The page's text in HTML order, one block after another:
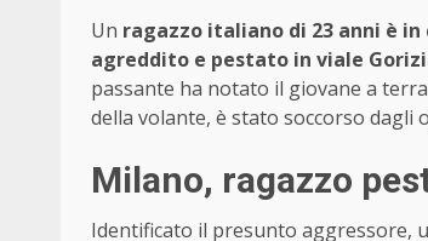
Un ragazzo italiano di 23 anni è
agreddito e pestato in viale
passante ha notato il giovane a
della volante, è stato soccorso dagli
Milano, ragazzo
Identificato il presunto aggressore,